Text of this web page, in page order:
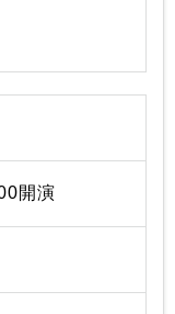
開演